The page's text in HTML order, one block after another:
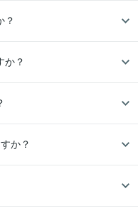
？
か？
か？